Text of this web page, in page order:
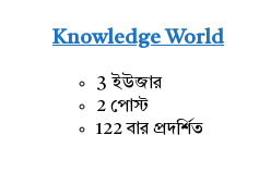
Knowledge World
3 ইউজার
2 পোস্ট
122 বার প্রদর্শিত